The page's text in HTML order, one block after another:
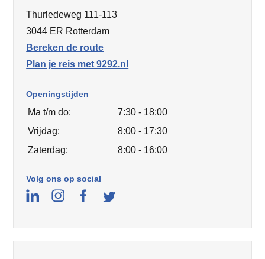
Thurledeweg 111-113
3044 ER Rotterdam
Bereken de route
Plan je reis met 9292.nl
Openingstijden
Ma t/m do:
7:30 - 18:00
Vrijdag:
8:00 - 17:30
Zaterdag:
8:00 - 16:00
Volg ons op social